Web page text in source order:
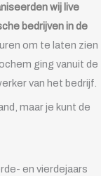
wij live
bedrijven in de
om te laten zien
ging vanuit de
van het bedrijf.
maar je kunt de
en vierdejaars